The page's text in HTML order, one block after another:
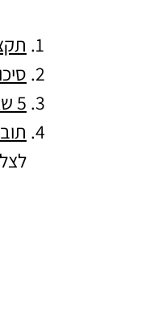
סיכום 10 הרעיונות
5 שאלות תרגול שידליקו בך ניצוץ